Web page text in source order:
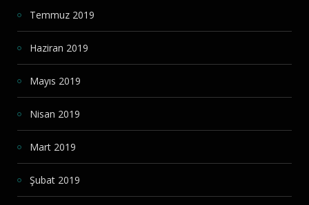
Temmuz 2019
Haziran 2019
Mayıs 2019
Nisan 2019
Mart 2019
Şubat 2019